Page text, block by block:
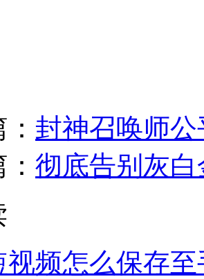
封神召唤师
彻底告别灰
视频怎么保存至